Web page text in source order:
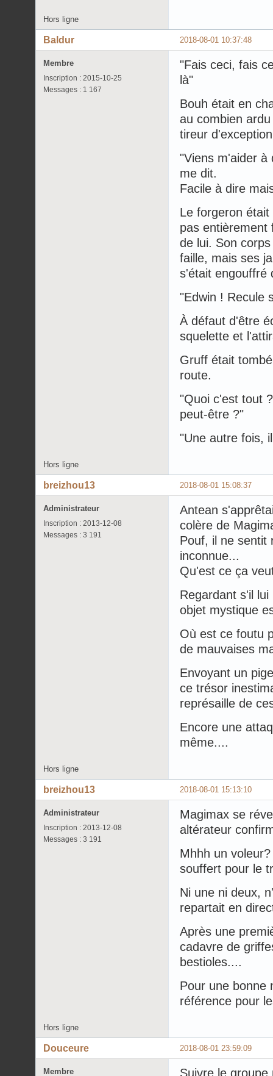
Hors ligne
2018-08-01 10:37:48
Baldur
Membre
Inscription : 2015-10-25
Messages : 1 167
"Fais ceci, fais
là"
Bouh était en
au combien
tireur
"Viens m'aider à
me dit.
Facile à dire
Le forgeron
pas entièrement
de lui. Son
faille, mais ses
s'était engouffré
"Edwin ! Recule
À défaut d'être
squelette et
Gruff était
route.
"Quoi c'est tout
peut-être ?"
"Une autre fois,
Hors ligne
2018-08-01 15:08:37
breizhou13
Administrateur
Inscription : 2013-12-08
Messages : 3 191
Antean
colère de
Pouf, il ne sentit
inconnue...
Qu'est ce ça
Regardant s'il
objet mystique
Où est ce foutu
de mauvaises
Envoyant un
ce trésor
représaille de
Encore une
même....
Hors ligne
2018-08-01 15:13:10
breizhou13
Administrateur
Inscription : 2013-12-08
Messages : 3 191
Magimax se
altérateur
Mhhh un
souffert pour le
Ni une ni deux,
repartait en
Après une
cadavre de
bestioles....
Pour une bonne
référence pour
Hors ligne
2018-08-01 23:59:09
Douceure
Membre Suivre le